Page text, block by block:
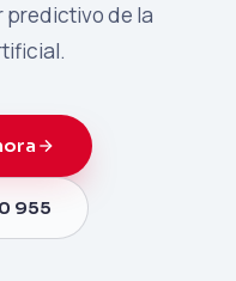
de la
955